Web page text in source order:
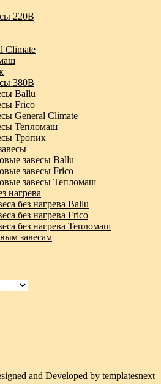
220В
Climate
380В
Ballu
Frico
General Climate
Тепломаш
Тропик
завесы Ballu
завесы Frico
завесы Тепломаш
нагрева
без нагрева Ballu
без нагрева Frico
без нагрева Тепломаш
завесам
and Developed by templatesnext